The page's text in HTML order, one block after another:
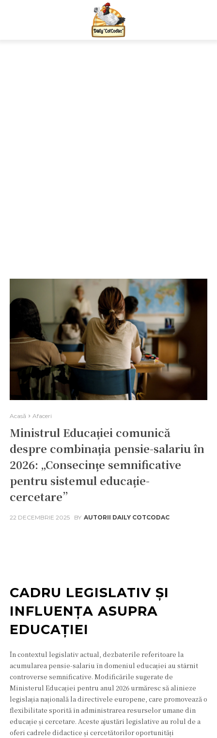
Acasă Afaceri
Ministrul Educației comunică
despre combinația pensie-salariu în
2026: „Consecințe semnificative
pentru sistemul educație-
cercetare”
22 DECEMBRIE 2025 BY AUTORII DAILY COTCODAC
CADRU LEGISLATIV ȘI
INFLUENȚA ASUPRA
EDUCAȚIEI
În contextul legislativ actual, dezbaterile referitoare la
acumularea pensie-salariu în domeniul educației au stârnit
controverse semnificative. Modificările sugerate de
Ministerul Educației pentru anul 2026 urmăresc să alinieze
legislația națională la directivele europene, care promovează o
flexibilitate sporită în administrarea resurselor umane din
educație și cercetare. Aceste ajustări legislative au rolul de a
oferi cadrele didactice și cercetătorilor oportunități